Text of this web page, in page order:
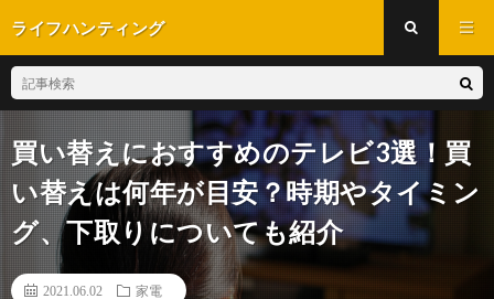
ライフハンティング
買い替えにおすすめのテレビ3選！買
い替えは何年が目安？時期やタイミン
グ、下取りについても紹介
2021.06.02 家電